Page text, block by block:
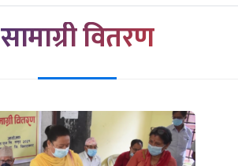
सामाग्री वितरण